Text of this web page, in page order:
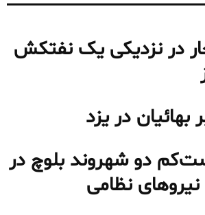
در نزدیکی یک نفتکش
بهائیان در یزد
دو شهروند بلوچ در
نیروهای نظامی